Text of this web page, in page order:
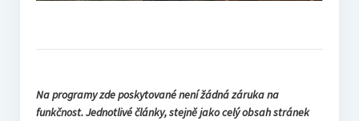
Na programy zde poskytované není žádná záruka na
funkčnost. Jednotlivé články, stejně jako celý obsah stránek